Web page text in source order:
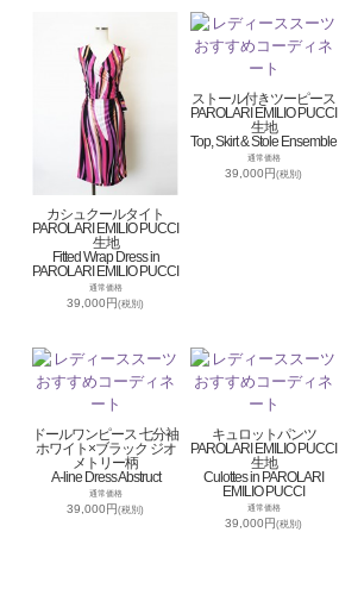
カシュクールタイト
PAROLARI EMILIO PUCCI
生地
Fitted Wrap Dress in
PAROLARI EMILIO PUCCI
通常価格
39,000円(税別)
ストール付きツーピース
PAROLARI EMILIO PUCCI
生地
Top, Skirt & Stole Ensemble
通常価格
39,000円(税別)
ドールワンピース 七分袖
ホワイト×ブラック ジオ
メトリー柄
A-line Dress Abstruct
通常価格
39,000円(税別)
キュロットパンツ
PAROLARI EMILIO PUCCI
生地
Culottes in PAROLARI
EMILIO PUCCI
通常価格
39,000円(税別)